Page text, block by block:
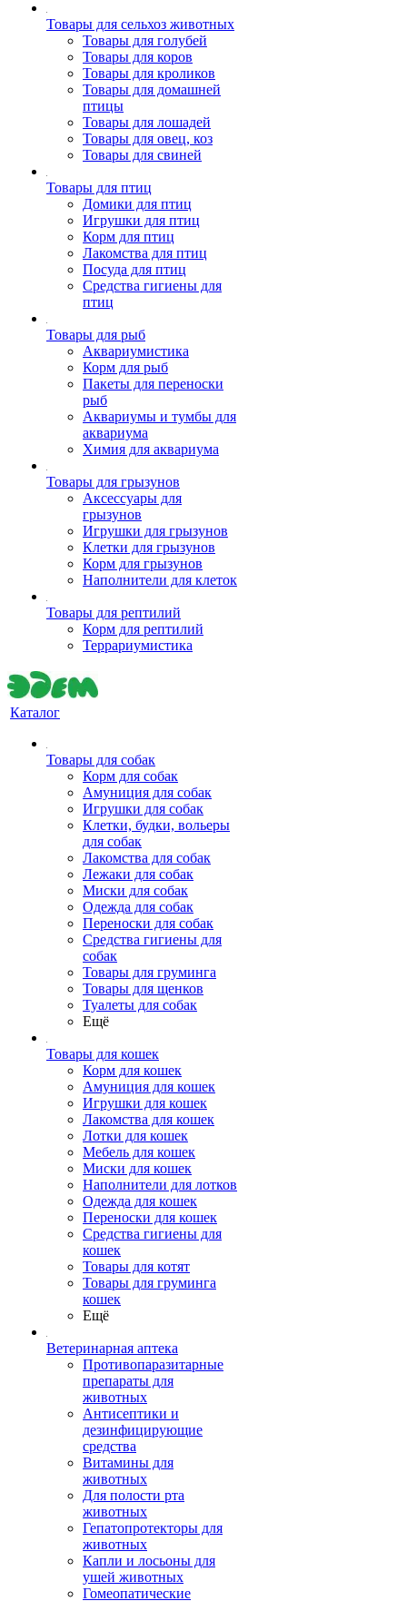
Товары для сельхоз животных
Товары для голубей
Товары для коров
Товары для кроликов
Товары для домашней
птицы
Товары для лошадей
Товары для овец, коз
Товары для свиней
Товары для птиц
Домики для птиц
Игрушки для птиц
Корм для птиц
Лакомства для птиц
Посуда для птиц
Средства гигиены для
птиц
Товары для рыб
Аквариумистика
Корм для рыб
Пакеты для переноски
рыб
Аквариумы и тумбы для
аквариума
Химия для аквариума
Товары для грызунов
Аксессуары для
грызунов
Игрушки для грызунов
Клетки для грызунов
Корм для грызунов
Наполнители для клеток
Товары для рептилий
Корм для рептилий
Террариумистика
Каталог
Товары для собак
Корм для собак
Амуниция для собак
Игрушки для собак
Клетки, будки, вольеры
для собак
Лакомства для собак
Лежаки для собак
Миски для собак
Одежда для собак
Переноски для собак
Средства гигиены для
собак
Товары для груминга
Товары для щенков
Туалеты для собак
Ещё
Товары для кошек
Корм для кошек
Амуниция для кошек
Игрушки для кошек
Лакомства для кошек
Лотки для кошек
Мебель для кошек
Миски для кошек
Наполнители для лотков
Одежда для кошек
Переноски для кошек
Средства гигиены для
кошек
Товары для котят
Товары для груминга
кошек
Ещё
Ветеринарная аптека
Противопаразитарные
препараты для
животных
Антисептики и
дезинфицирующие
средства
Витамины для
животных
Для полости рта
животных
Гепатопротекторы для
животных
Капли и лосьоны для
ушей животных
Гомеопатические